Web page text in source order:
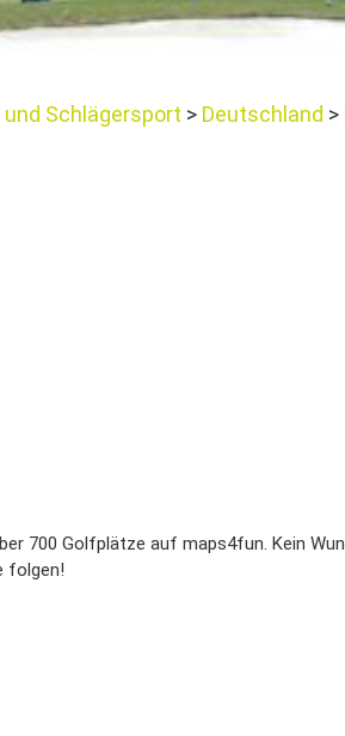
Schlägersport Deutschland
700 Golfplätze auf maps4fun. Kein
folgen!